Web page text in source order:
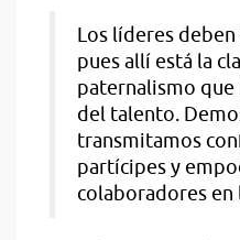
Los líderes
pues allí está la
paternalismo
del talento.
transmitamos
partícipes y
colaboradores